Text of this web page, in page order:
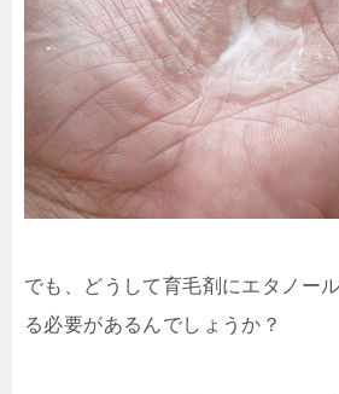
でも、どうして育毛剤にエタノー
る必要があるんでしょうか？